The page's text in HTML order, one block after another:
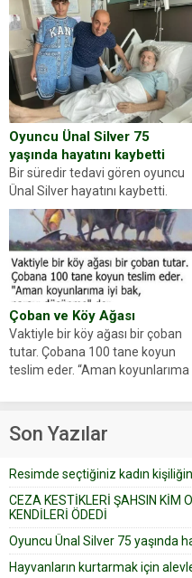
kişilik testiyle çıkıyoruz.
gördüğünüz kadın figürlerinden
dikkatinizi en...
Oyuncu Ünal Silver 75
yaşında hayatını kaybetti
Bir süredir tedavi gören oyuncu
Ünal Silver hayatını kaybetti.
Haberi, oyuncunun menajerlik
ajansı duyurdu. Renda Güner,
sosyal medya hesabında “Usta
Oyuncumuz ve çok değerli
dostumuz...
Çoban ve Köy Ağası
Vaktiyle bir köy ağası bir çoban
tutar. Çobana 100 tane koyun
teslim eder. “Aman koyunlarıma
Çoban koyunları alır gider. Aylar...
Son Yazılar
Resimde seçtiğiniz kadın
CEZA KESTİKLERİ ŞAHSIN KİM
KENDİLERİ ÖDEDİ
Oyuncu Ünal Silver 75 yaşında
Hayvanların kurtarmak için